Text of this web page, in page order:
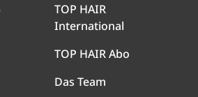
TOP HAIR
International
TOP HAIR Abo
Das Team